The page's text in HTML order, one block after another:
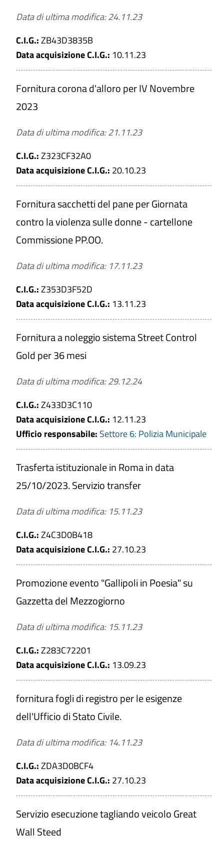
Gara deserta
PULISCI
Data di ultima modifica: 24.11.23
C.I.G.:ZB43D3835B
Data acquisizione C.I.G.: 10.11.23
Fornitura corona d'alloro per IV Novembre
2023
Data di ultima modifica: 21.11.23
C.I.G.:Z323CF32A0
Data acquisizione C.I.G.: 20.10.23
Fornitura sacchetti del pane per Giornata
contro la violenza sulle donne - cartellone
Commissione PP.OO.
Data di ultima modifica: 17.11.23
C.I.G.:Z353D3F52D
Data acquisizione C.I.G.: 13.11.23
Fornitura a noleggio sistema Street Control
Gold per 36 mesi
Data di ultima modifica: 29.12.24
C.I.G.:Z433D3C110
Data acquisizione C.I.G.: 12.11.23
Ufficio responsabile: Settore 6: Polizia Municipale
Trasferta istituzionale in Roma in data
25/10/2023. Servizio transfer
Data di ultima modifica: 15.11.23
C.I.G.:Z4C3D0B418
Data acquisizione C.I.G.: 27.10.23
Promozione evento "Gallipoli in Poesia" su
Gazzetta del Mezzogiorno
Data di ultima modifica: 15.11.23
C.I.G.:Z283C72201
Data acquisizione C.I.G.: 13.09.23
fornitura fogli di registro per le esigenze
dell'Ufficio di Stato Civile.
Data di ultima modifica: 14.11.23
C.I.G.:ZDA3D0BCF4
Data acquisizione C.I.G.: 27.10.23
Servizio esecuzione tagliando veicolo Great
Wall Steed